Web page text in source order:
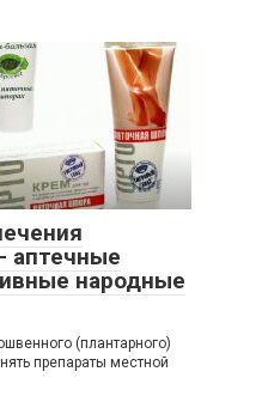
аптечные
народные
(плантарного)
препараты местной